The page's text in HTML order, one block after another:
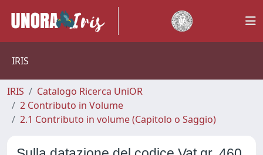
IRIS
IRIS
Catalogo Ricerca UniOR
2 Contributo in Volume
2.1 Contributo in volume (Capitolo o Saggio)